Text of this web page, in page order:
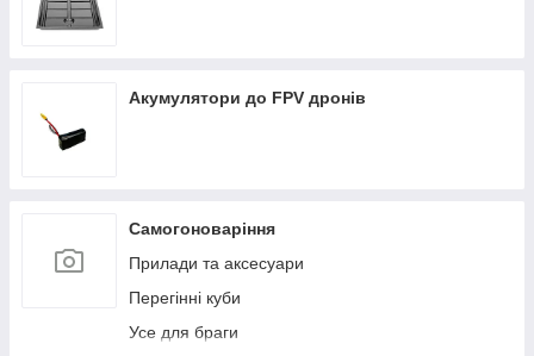
Акумулятори до FPV дронів
Самогоноваріння
Прилади та аксесуари
Перегінні куби
Усе для браги